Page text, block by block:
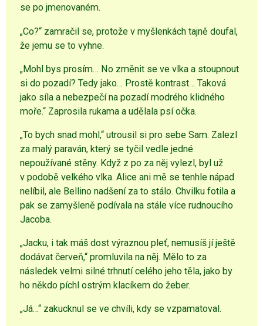
se po jmenovaném.
„Co?“ zamračil se, protože v myšlenkách tajně doufal,
že jemu se to vyhne.
„Mohl bys prosím… No změnit se ve vlka a stoupnout
si do pozadí? Tedy jako… Prostě kontrast… Taková
jako síla a nebezpečí na pozadí modrého klidného
moře.“ Zaprosila rukama a udělala psí očka.
„To bych snad mohl,“ utrousil si pro sebe Sam. Zalezl
za malý paraván, který se tyčil vedle jedné
nepoužívané stěny. Když z po za něj vylezl, byl už
v podobě velkého vlka. Alice ani mě se tenhle nápad
nelíbil, ale Bellino nadšení za to stálo. Chvilku fotila a
pak se zamyšleně podívala na stále více rudnoucího
Jacoba.
„Jacku, i tak máš dost výraznou pleť, nemusíš jí ještě
dodávat červeň,“ promluvila na něj. Mělo to za
následek velmi silné trhnutí celého jeho těla, jako by
ho někdo píchl ostrým klacíkem do žeber.
„Já…“ zakucknul se ve chvíli, kdy se vzpamatoval.